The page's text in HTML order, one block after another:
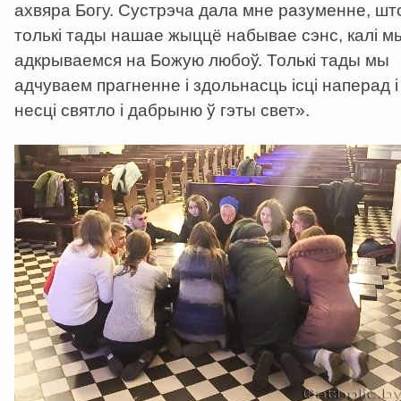
ахвяра Богу. Сустрэча дала мне разуменне,
толькі тады нашае жыццё набывае сэнс, калі
адкрываемся на Божую любоў. Толькі тады мы
адчуваем прагненне і здольнасць ісці наперад і
несці святло і дабрыню ў гэты свет».